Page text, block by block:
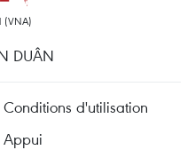
(VNA)
DUÂN
Conditions d'utilisation
Appui